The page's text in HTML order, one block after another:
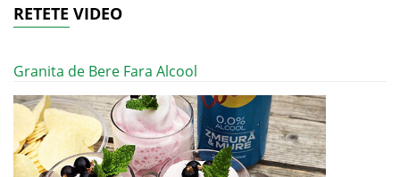
RETETE VIDEO
Granita de Bere Fara Alcool